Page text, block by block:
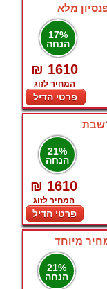
מלא
17%
הנחה
₪ 1610
המחיר לזוג
פרטי הדיל
21%
הנחה
₪ 1610
המחיר לזוג
פרטי הדיל
מיוחד
21%
הנחה